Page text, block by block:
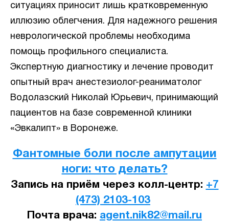
ситуациях приносит лишь кратковременную
иллюзию облегчения. Для надежного решения
неврологической проблемы необходима
помощь профильного специалиста.
Экспертную диагностику и лечение проводит
опытный врач анестезиолог-реаниматолог
Водолазский Николай Юрьевич, принимающий
пациентов на базе современной клиники
«Эвкалипт» в Воронеже.
Фантомные боли после ампутации
ноги: что делать?
Запись на приём через колл-центр: +7
(473) 2103-103
Почта врача: agent.nik82@mail.ru